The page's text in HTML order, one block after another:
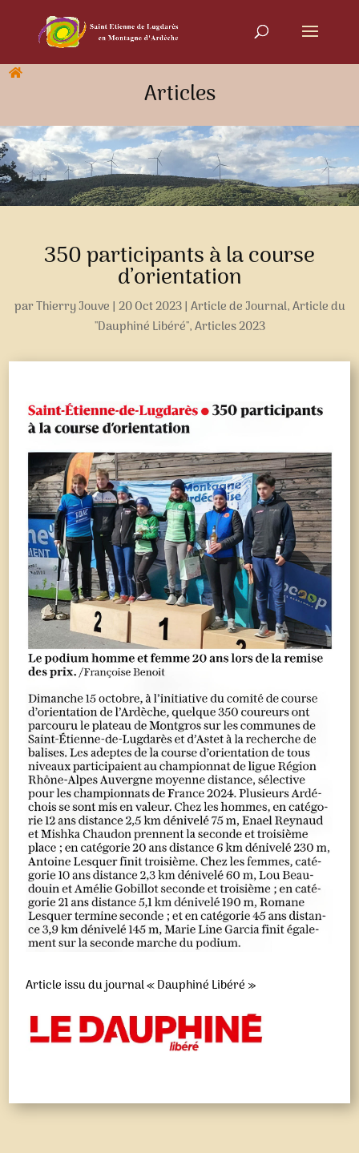
Articles
350 participants à la course
d’orientation
parThierry Jouve | 20 Oct 2023| Article de Journal,Article du
"Dauphiné Libéré",Articles 2023
Article issu du journal « Dauphiné Libéré »